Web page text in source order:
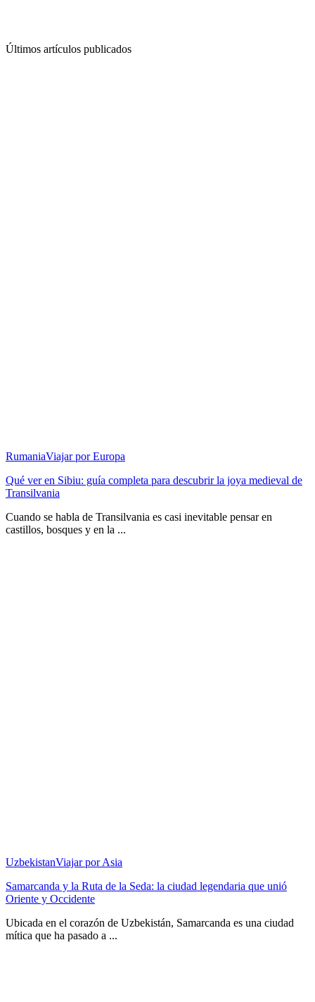
Últimos artículos publicados
RumaniaViajar por Europa
Qué ver en Sibiu: guía completa para descubrir la joya medieval de
Transilvania
Cuando se habla de Transilvania es casi inevitable pensar en
castillos, bosques y en la ...
UzbekistanViajar por Asia
Samarcanda y la Ruta de la Seda: la ciudad legendaria que unió
Oriente y Occidente
Ubicada en el corazón de Uzbekistán, Samarcanda es una ciudad
mítica que ha pasado a ...